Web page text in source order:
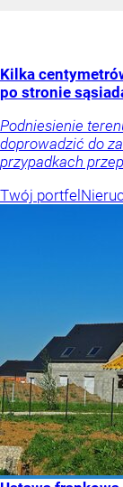
Kilka
po stronie
Podniesienie
doprowadzić do
przypadkach
Twój portfel